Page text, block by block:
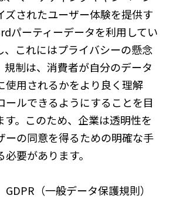
ズされたユーザー体験を提供す
パーティーデータを利用してい
、これにはプライバシーの懸念
規制は、消費者が自分のデータ
使用されるかをより良く理解
ールできるようにすることを目
す。このため、企業は透明性を
ーの同意を得るための明確な手
要があります。
（一般データ保護規則）